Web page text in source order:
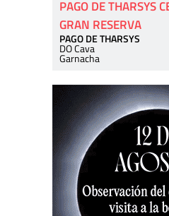
PAGO DE THARSYS
GRAN RESERVA
PAGO DE THARSYS
DO Cava
Garnacha